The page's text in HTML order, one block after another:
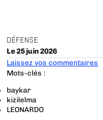
DÉFENSE
Le 25 juin 2026
Laissez vos commentaires
Mots-clés :
baykar
kizilelma
LEONARDO